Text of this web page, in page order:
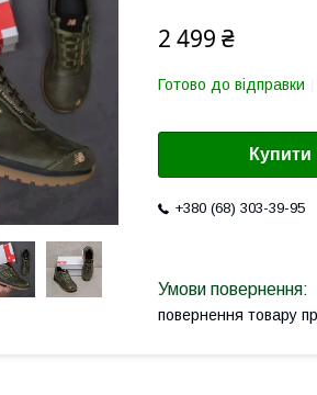
2 499 ₴
Готово до відправки
Купити
+380 (68) 303-39-95
повернення товару